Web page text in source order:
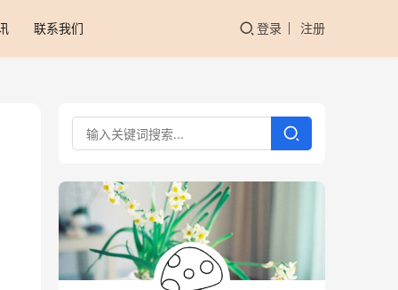
联系我们 登录 注册